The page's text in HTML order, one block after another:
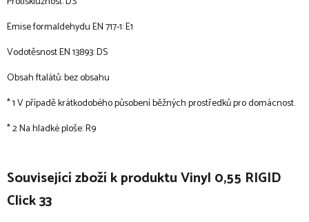
Emise formaldehydu EN 717-1: E1
Vodotěsnost EN 13893: DS
Obsah ftalátů: bez obsahu
* 1 V případě krátkodobého působení běžných prostředků pro domácnost.
* 2 Na hladké ploše: R9
Související zboží k produktu Vinyl 0,55 RIGID
Click 33